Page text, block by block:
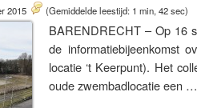
2015 (Gemiddelde leestijd: 1 min, 42 sec)
BARENDRECHT – Op 16
de informatiebijeenkomst
locatie ‘t Keerpunt). Het
oude zwembadlocatie een …